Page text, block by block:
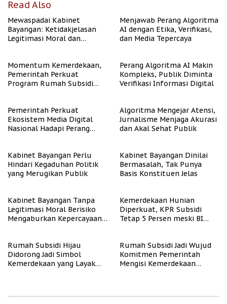
Read Also
Mewaspadai Kabinet
Bayangan: Ketidakjelasan
Legitimasi Moral dan
Menjawab Perang Algoritma
AI dengan Etika, Verifikasi,
dan Media Tepercaya
Momentum Kemerdekaan,
Pemerintah Perkuat
Program Rumah Subsidi
Perang Algoritma AI Makin
Kompleks, Publik Diminta
Verifikasi Informasi Digital
Pemerintah Perkuat
Ekosistem Media Digital
Nasional Hadapi Perang
Algoritma Mengejar Atensi,
Jurnalisme Menjaga Akurasi
dan Akal Sehat Publik
Kabinet Bayangan Perlu
Hindari Kegaduhan Politik
yang Merugikan Publik
Kabinet Bayangan Dinilai
Bermasalah, Tak Punya
Basis Konstituen Jelas
Kabinet Bayangan Tanpa
Legitimasi Moral Berisiko
Mengaburkan Kepercayaan
Kemerdekaan Hunian
Diperkuat, KPR Subsidi
Tetap 5 Persen meski BI
Rumah Subsidi Hijau
Didorong Jadi Simbol
Kemerdekaan yang Layak
Rumah Subsidi Jadi Wujud
Komitmen Pemerintah
Mengisi Kemerdekaan